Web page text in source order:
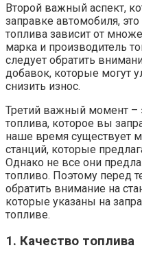
Второй важный аспект,
заправке автомобиля,
топлива зависит от
марка и производитель
следует обратить
добавок, которые могут
снизить износ.
Третий важный момент –
топлива, которое вы
наше время существует
станций, которые
Однако не все они
топливо. Поэтому перед
обратить внимание на
которые указаны на
топливе.
1. Качество топлива